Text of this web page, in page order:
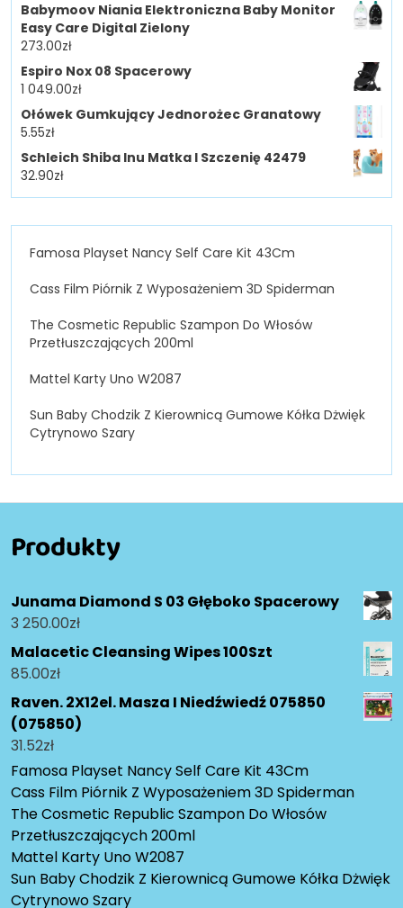
Babymoov Niania Elektroniczna Baby Monitor
Easy Care Digital Zielony
273.00zł
Espiro Nox 08 Spacerowy
1 049.00zł
Ołówek Gumkujący Jednorożec Granatowy
5.55zł
Schleich Shiba Inu Matka I Szczenię 42479
32.90zł
Famosa Playset Nancy Self Care Kit 43Cm
Cass Film Piórnik Z Wyposażeniem 3D Spiderman
The Cosmetic Republic Szampon Do Włosów
Przetłuszczających 200ml
Mattel Karty Uno W2087
Sun Baby Chodzik Z Kierownicą Gumowe Kółka Dżwięk
Cytrynowo Szary
Produkty
Junama Diamond S 03 Głęboko Spacerowy
3 250.00zł
Malacetic Cleansing Wipes 100Szt
85.00zł
Raven. 2X12el. Masza I Niedźwiedź 075850
(075850)
31.52zł
Famosa Playset Nancy Self Care Kit 43Cm
Cass Film Piórnik Z Wyposażeniem 3D Spiderman
The Cosmetic Republic Szampon Do Włosów
Przetłuszczających 200ml
Mattel Karty Uno W2087
Sun Baby Chodzik Z Kierownicą Gumowe Kółka Dżwięk
Cytrynowo Szary